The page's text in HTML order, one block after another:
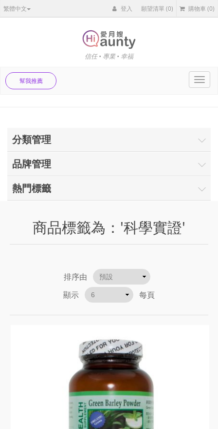
繁體中文 登入 願望清單(0) 購物車 (0)
信任 • 專業 • 幸福
幫我推薦
分類管理
品牌管理
熱門標籤
商品標籤為：'科學實證'
排序由
顯示
每頁